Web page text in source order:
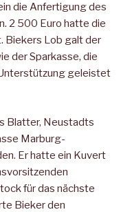
die Anfertigung des
2 500 Euro hatte die
Biekers Lob galt der
der Sparkasse, die
geleistet
Blatter, Neustadts
Marburg-
Er hatte ein Kuvert
für das nächste
Bieker den